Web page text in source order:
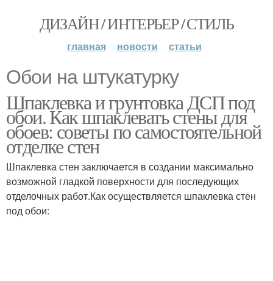
ДИЗАЙН / ИНТЕРЬЕР / СТИЛЬ
главная новости статьи
Обои на штукатурку
Шпаклевка и грунтовка ДСП под
обои. Как шпаклевать стены для
обоев: советы по самостоятельной
отделке стен
Шпаклевка стен заключается в создании максимально
возможной гладкой поверхности для последующих
отделочных работ.Как осуществляется шпаклевка стен
под обои: